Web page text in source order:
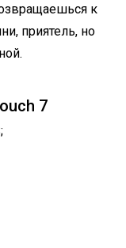
к
приятель, но
7